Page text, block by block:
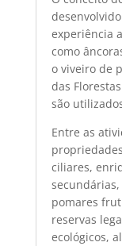
experiência
como
o viveiro de
das
são
Entre as
ciliares,
pomares
reservas
ecológicos,